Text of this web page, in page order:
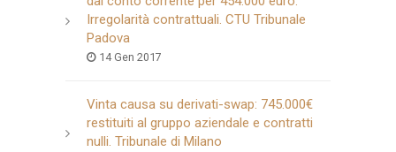
Irregolarità contrattuali. CTU Tribunale
Padova
14 Gen 2017
Vinta causa su derivati-swap: 745.000€
restituiti al gruppo aziendale e contratti
nulli. Tribunale di Milano